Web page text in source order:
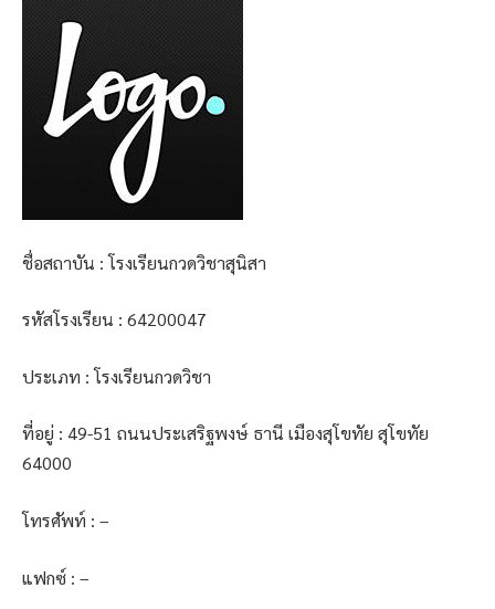
ชื่อสถาบัน : โรงเรียนกวดวิชาสุนิสา
รหัสโรงเรียน : 64200047
ประเภท : โรงเรียนกวดวิชา
ที่อยู่ : 49-51 ถนนประเสริฐพงษ์ ธานี เมืองสุโขทัย สุโขทัย
64000
โทรศัพท์ : –
แฟกซ์ : –